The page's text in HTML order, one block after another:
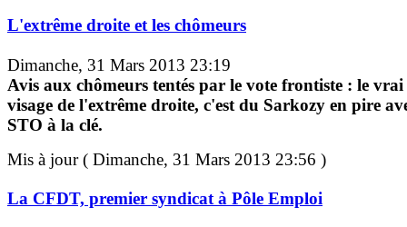
L'extrême droite et les chômeurs
Dimanche, 31 Mars 2013 23:19
Avis aux chômeurs tentés par le vote frontiste : le vrai
visage de l'extrême droite, c'est du Sarkozy en pire
STO à la clé.
Mis à jour ( Dimanche, 31 Mars 2013 23:56 )
La CFDT, premier syndicat à Pôle Emploi